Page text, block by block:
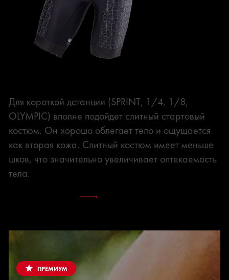
Для короткой дстанции (SPRINT, 1/4, 1/8,
OLYMPIC) вполне подойдет слитный стартовый
костюм. Он хорошо облегает тело и ощущается
как вторая кожа. Слитный костюм имеет меньше
шков, что значительно увеличивает оптекаемость
тела.
ПРЕМИУМ